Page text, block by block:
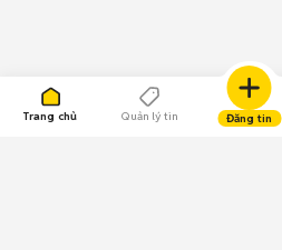
Trang chủ Quản lý tin Đăng tin